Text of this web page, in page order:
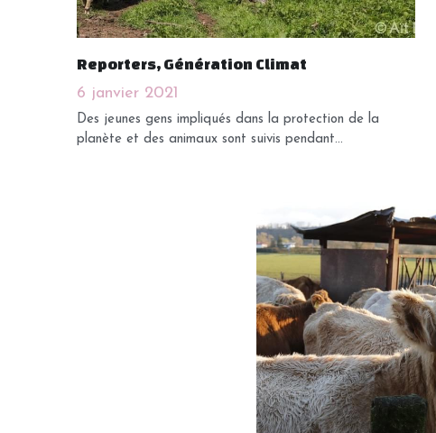
Reporters, Génération Climat
6 janvier 2021
Des jeunes gens impliqués dans la protection de la
planète et des animaux sont suivis pendant...